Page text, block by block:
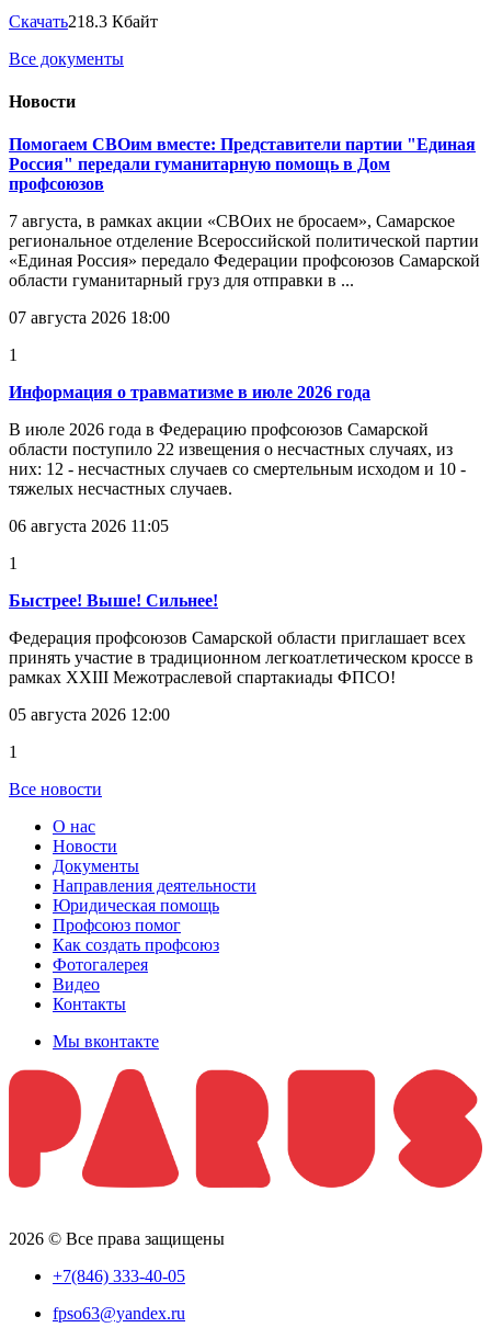
Скачать218.3 Кбайт
Все документы
Новости
Помогаем СВОим вместе: Представители партии "Единая
Россия" передали гуманитарную помощь в Дом
профсоюзов
7 августа, в рамках акции «СВОих не бросаем», Самарское
региональное отделение Всероссийской политической партии
«Единая Россия» передало Федерации профсоюзов Самарской
области гуманитарный груз для отправки в ...
07 августа 2026 18:00
1
Информация о травматизме в июле 2026 года
В июле 2026 года в Федерацию профсоюзов Самарской
области поступило 22 извещения о несчастных случаях, из
них: 12 - несчастных случаев со смертельным исходом и 10 -
тяжелых несчастных случаев.
06 августа 2026 11:05
1
Быстрее! Выше! Сильнее!
Федерация профсоюзов Самарской области приглашает всех
принять участие в традиционном легкоатлетическом кроссе в
рамках XXIII Межотраслевой спартакиады ФПСО!
05 августа 2026 12:00
1
Все новости
О нас
Новости
Документы
Направления деятельности
Юридическая помощь
Профсоюз помог
Как создать профсоюз
Фотогалерея
Видео
Контакты
Мы вконтакте
2026 © Все права защищены
+7(846) 333-40-05
fpso63@yandex.ru